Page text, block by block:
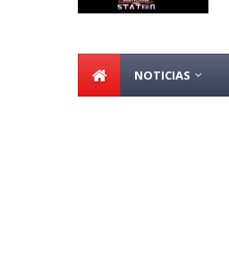
NOTICIAS